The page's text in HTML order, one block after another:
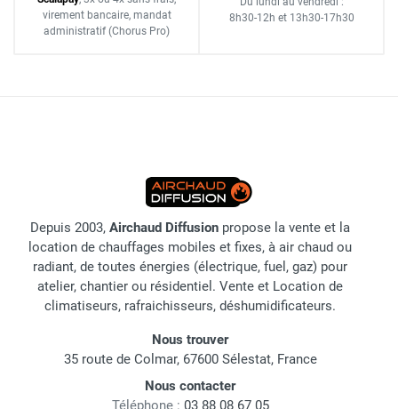
virement bancaire, mandat
administratif (Chorus Pro)
8h30-12h et 13h30-17h30
Depuis 2003, Airchaud Diffusion propose la vente et la
location de chauffages mobiles et fixes, à air chaud ou
radiant, de toutes énergies (électrique, fuel, gaz) pour
atelier, chantier ou résidentiel. Vente et Location de
climatiseurs, rafraichisseurs, déshumidificateurs.
Nous trouver
35 route de Colmar, 67600 Sélestat, France
Nous contacter
Téléphone : 03 88 08 67 05